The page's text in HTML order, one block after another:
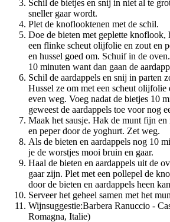
Schil de bietjes en snij in niet al te
sneller gaar wordt.
Plet de knoflooktenen met de schil.
Doe de bieten met geplette knoflook,
een flinke scheut olijfolie en zout en
en hussel goed om. Schuif in de
10 minuten want dan gaan de
Schil de aardappels en snij in parten
Hussel ze om met een scheut olijfolie
even weg. Voeg nadat de bietjes 10
geweest de aardappels toe voor nog
Maak het sausje. Hak de munt fijn en
en peper door de yoghurt. Zet weg.
Als de bieten en aardappels nog 10
je de worstjes mooi bruin en gaar.
Haal de bieten en aardappels uit de
gaar zijn. Plet met een pollepel de
door de bieten en aardappels heen
Serveer het geheel samen met het
Wijnsuggestie:Barbera Ranuccio -
Romagna, Italie)